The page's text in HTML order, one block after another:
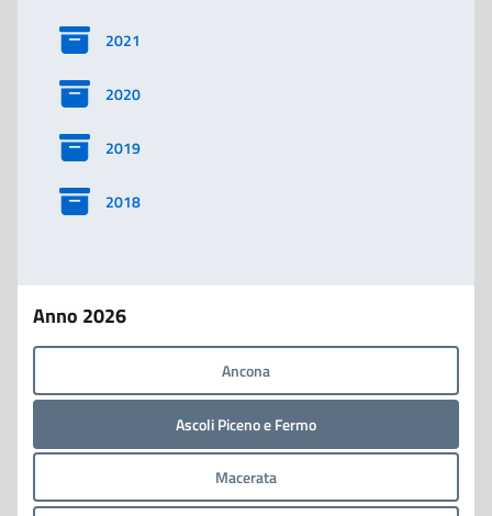
2021
2020
2019
2018
Anno 2026
Ancona
Ascoli Piceno e Fermo
Macerata